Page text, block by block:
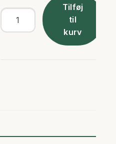
Tandplejesaet
-
Tilføj
til
kurv